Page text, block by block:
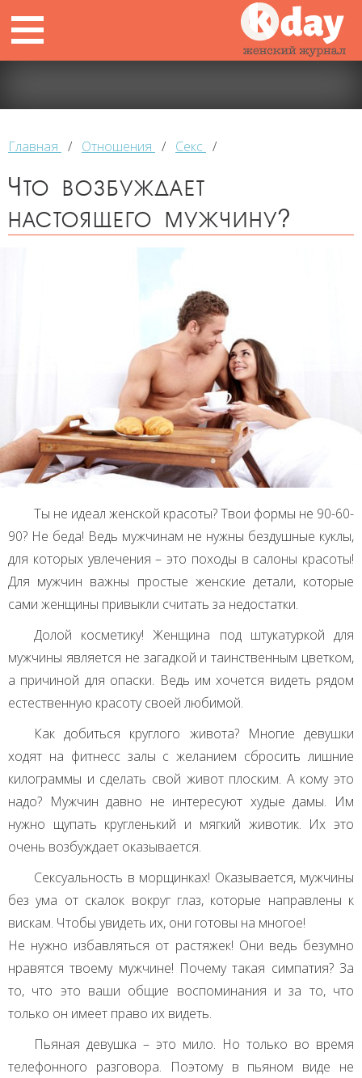
Главная / Отношения / Секс /
Что возбуждает
настоящего мужчину?
Ты не идеал женской красоты? Твои формы не 90-60-
90? Не беда! Ведь мужчинам не нужны бездушные куклы,
для которых увлечения – это походы в салоны красоты!
Для мужчин важны простые женские детали, которые
сами женщины привыкли считать за недостатки.
Долой косметику! Женщина под штукатуркой для
мужчины является не загадкой и таинственным цветком,
а причиной для опаски. Ведь им хочется видеть рядом
естественную красоту своей любимой.
Как добиться круглого живота? Многие девушки
ходят на фитнесс залы с желанием сбросить лишние
килограммы и сделать свой живот плоским. А кому это
надо? Мужчин давно не интересуют худые дамы. Им
нужно щупать кругленький и мягкий животик. Их это
очень возбуждает оказывается.
Сексуальность в морщинках! Оказывается, мужчины
без ума от скалок вокруг глаз, которые направлены к
вискам. Чтобы увидеть их, они готовы на многое!
Не нужно избавляться от растяжек! Они ведь безумно
нравятся твоему мужчине! Почему такая симпатия? За
то, что это ваши общие воспоминания и за то, что
только он имеет право их видеть.
Пьяная девушка – это мило. Но только во время
телефонного разговора. Поэтому в пьяном виде не